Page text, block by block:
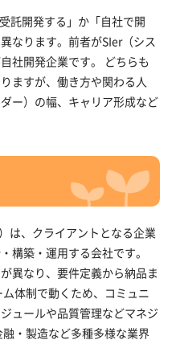
託開発する」か「自社で開
なります。前者がSIer（シス
社開発企業です。 どちらも
ますが、働き方や関わる人
ー）の幅、キャリア形成など
は、クライアントとなる企業
構築・運用する会社です。
異なり、要件定義から納品ま
体制で動くため、コミュニ
ュールや品質管理などマネジ
・製造など多種多様な業界